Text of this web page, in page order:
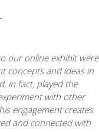
our online exhibit were
concepts and ideas in
in fact, played the
with other
engagement creates
and connected with